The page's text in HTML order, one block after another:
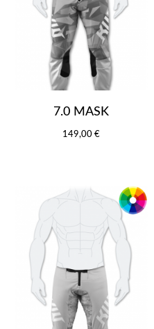
7.0 MASK
149,00 €